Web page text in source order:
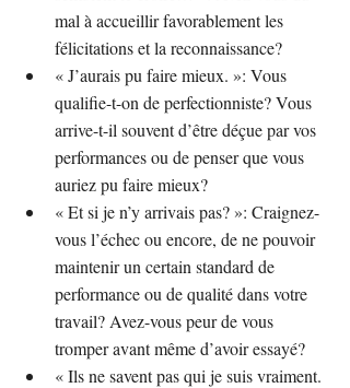
mal à accueillir favorablement les
félicitations et la reconnaissance?
« J’aurais pu faire mieux. »: Vous
qualifie-t-on de perfectionniste? Vous
arrive-t-il souvent d’être déçue par vos
performances ou de penser que vous
auriez pu faire mieux?
« Et si je n’y arrivais pas? »: Craignez-
vous l’échec ou encore, de ne pouvoir
maintenir un certain standard de
performance ou de qualité dans votre
travail? Avez-vous peur de vous
tromper avant même d’avoir essayé?
« Ils ne savent pas qui je suis vraiment.